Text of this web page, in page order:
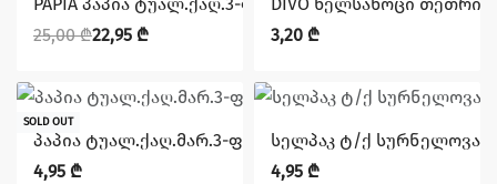
25,00₾22,95 ₾
3,20 ₾
SOLD OUT
პაპია ტუალ.ქაღ.მარ.3-ფენა 4X14 PAPIA
4,95 ₾
სელპაკ ტ/ქ სურნელოვანი
4,95 ₾